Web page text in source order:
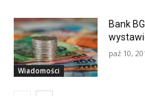
Wiadomości
Bank
paź 10,